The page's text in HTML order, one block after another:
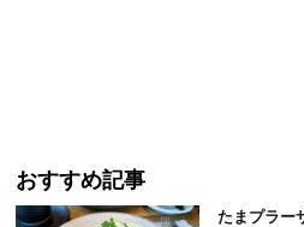
おすすめ記事
たまプラー